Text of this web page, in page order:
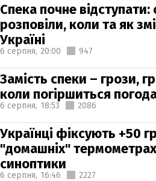
Спека почне
розповіли, коли та як
Україні
6 серпня, 20:00 947
Замість спеки – грози,
коли погіршиться
6 серпня, 18:53 2086
Українці фіксують +50
"домашніх"
синоптики
6 серпня, 16:46 2227